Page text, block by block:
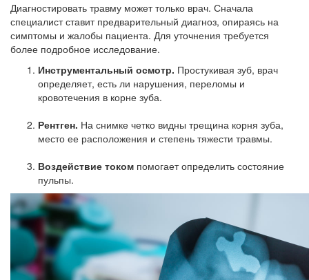
Диагностировать травму может только врач. Сначала
специалист ставит предварительный диагноз, опираясь на
симптомы и жалобы пациента. Для уточнения требуется
более подробное исследование.
Инструментальный осмотр. Простукивая зуб, врач
определяет, есть ли нарушения, переломы и
кровотечения в корне зуба.
Рентген. На снимке четко видны трещина корня зуба,
место ее расположения и степень тяжести травмы.
Воздействие током помогает определить состояние
пульпы.